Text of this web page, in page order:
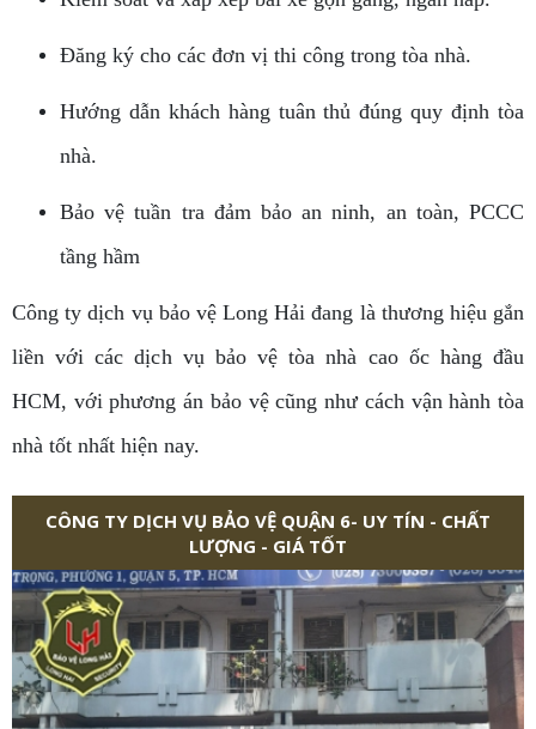
Đăng ký cho các đơn vị thi công trong tòa nhà.
Hướng dẫn khách hàng tuân thủ đúng quy định tòa
nhà.
Bảo vệ tuần tra đảm bảo an ninh, an toàn, PCCC
tầng hầm
Công ty dịch vụ bảo vệ Long Hải đang là thương hiệu gắn
liền với các dịch vụ bảo vệ tòa nhà cao ốc hàng đầu
HCM, với phương án bảo vệ cũng như cách vận hành tòa
nhà tốt nhất hiện nay.
CÔNG TY DỊCH VỤ BẢO VỆ QUẬN 6- UY TÍN - CHẤT
LƯỢNG - GIÁ TỐT